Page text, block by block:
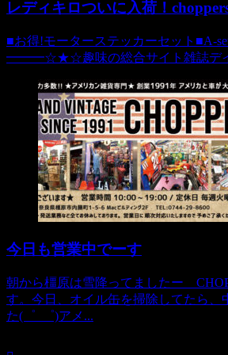
レディキロついに入荷！
■お得!モーターステッカーセット
━━━☆★☆趣味の総合サイト雑誌デ
今日も営業中でーす
朝から橿原は雪降ってましたー
す。今日、オイル缶を掃除してたら
た(゜_゜)アメ...